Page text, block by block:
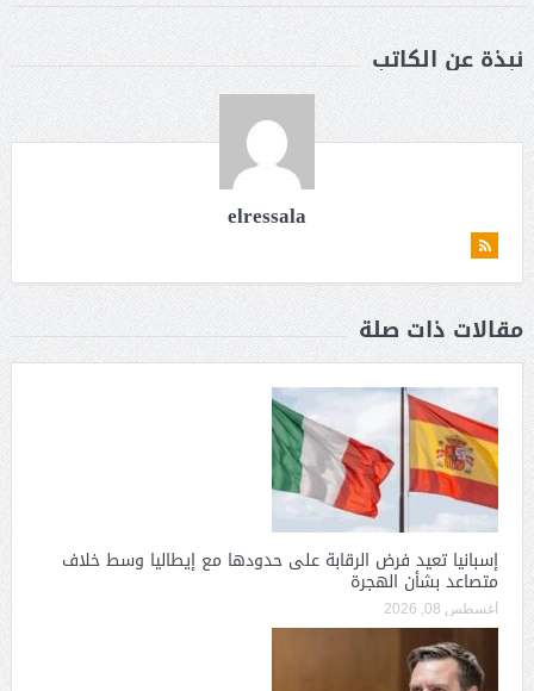
نبذة عن الكاتب
elressala
مقالات ذات صلة
إسبانيا تعيد فرض الرقابة على حدودها مع إيطاليا وسط خلاف
متصاعد بشأن الهجرة
أغسطس 08, 2026